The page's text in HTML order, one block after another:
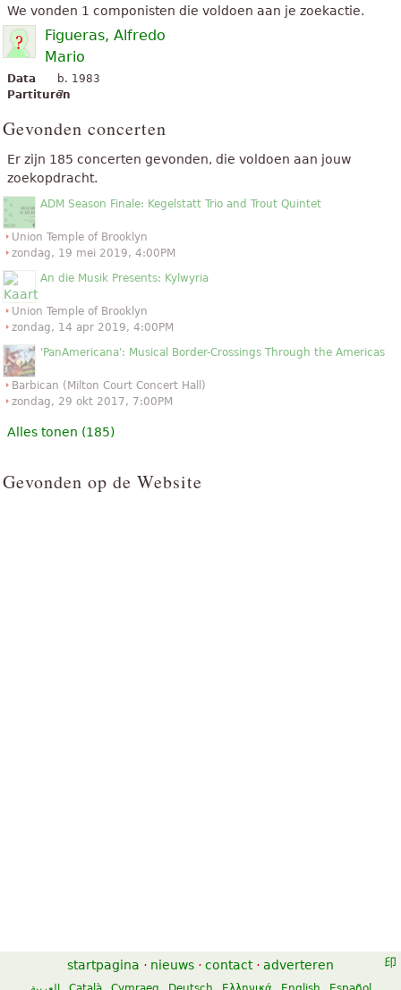
We vonden 1 componisten die voldoen aan je zoekactie.
Figueras, Alfredo
Mario
Data
b. 1983
Partituren
7
Gevonden concerten
Er zijn 185 concerten gevonden, die voldoen aan jouw
zoekopdracht.
ADM Season Finale: Kegelstatt Trio and Trout Quintet
Union Temple of Brooklyn
zondag, 19 mei 2019, 4:00PM
An die Musik Presents: Kylwyria
Union Temple of Brooklyn
zondag, 14 apr 2019, 4:00PM
'PanAmericana': Musical Border-Crossings Through the Americas
Barbican (Milton Court Concert Hall)
zondag, 29 okt 2017, 7:00PM
Alles tonen (185)
Gevonden op de Website
startpagina · nieuws · contact · adverteren